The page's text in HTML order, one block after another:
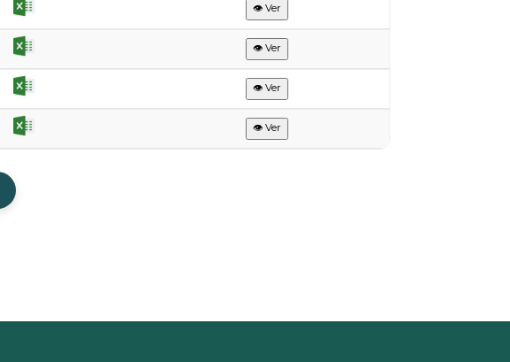
👁 Ver
👁 Ver
👁 Ver
👁 Ver